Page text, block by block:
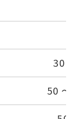
30
50 ～